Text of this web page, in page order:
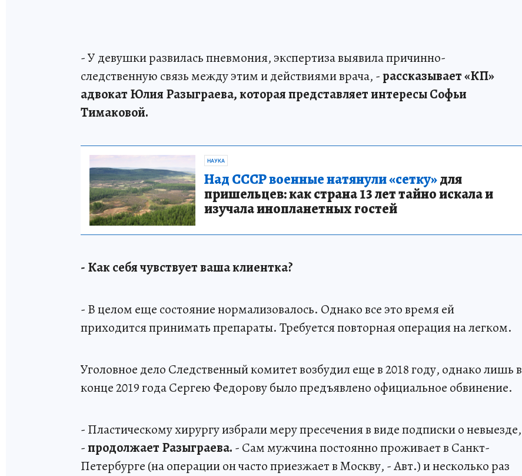
- У девушки развилась пневмония, экспертиза выявила причинно-
следственную связь между этим и действиями врача, -рассказывает «КП»
адвокат Юлия Разыграева, которая представляет интересы Софьи
Тимаковой.
НАУКА
Над СССР военные натянули «сетку»для
пришельцев: как страна 13 лет тайно искала и
изучала инопланетных гостей
- Как себя чувствует ваша клиентка?
- В целом еще состояние нормализовалось. Однако все это время ей
приходится принимать препараты. Требуется повторная операция на легком.
Уголовное дело Следственный комитет возбудил еще в 2018 году, однако лишь в
конце 2019 года Сергею Федорову было предъявлено официальное обвинение.
- Пластическому хирургу избрали меру пресечения в виде подписки о невыезде,
-продолжает Разыграева. - Сам мужчина постоянно проживает в Санкт-
Петербурге (на операции он часто приезжает в Москву, - Авт.) и несколько раз